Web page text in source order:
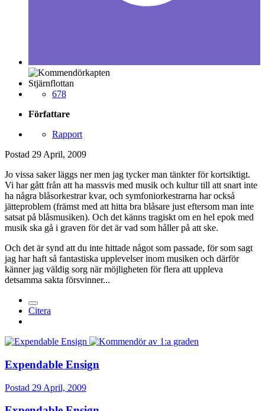
Stjärnflottan
678
Författare
Rapport
Postad 29 April, 2009
Jo vissa saker läggs ner men jag tycker man tänkter för kortsiktigt.
Vi har gått från att ha massvis med musik och kultur till att snart inte
ha några blåsorkestrar kvar, och symfoniorkestrarna har också
jätteproblem (främst med att hitta bra blåsare just eftersom man inte
satsat på blåsmusiken). Och det känns tragiskt om en hel epok med
musik ska gå i graven för det är vad som håller på att ske.
Och det är synd att du inte hittade något som passade, för som sagt
jag har haft så fantastiska upplevelser inom musiken och därför
känner jag väldig sorg när möjligheten för flera att uppleva
detsamma sakta försvinner...
Citera
Expendable Ensign
Postad 29 April, 2009